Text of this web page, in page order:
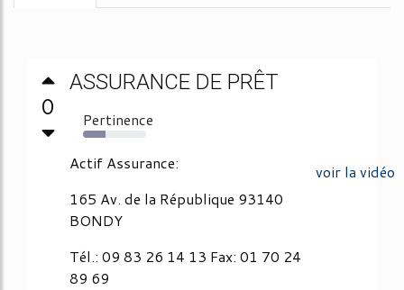
0
ASSURANCE DE PRÊT
Pertinence
36%
voir la vidéo
Actif Assurance:
165 Av. de la République 93140
BONDY
Tél.: 09 83 26 14 13 Fax: 01 70 24
89 69